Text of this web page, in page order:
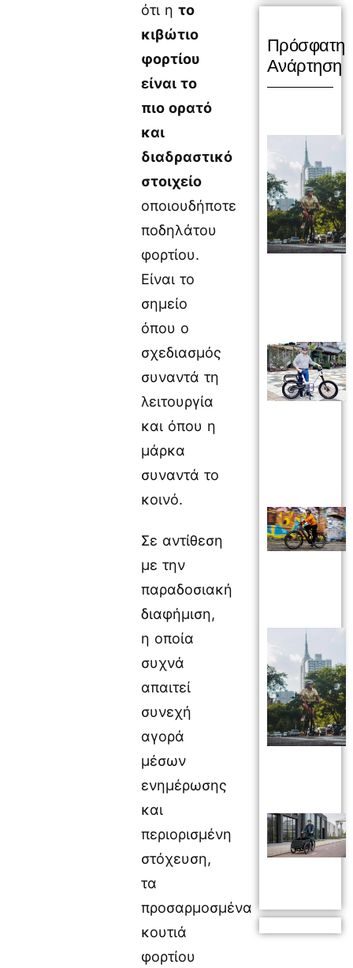
ότι ητο
κιβώτιο
φορτίου
είναι το
πιο ορατό
και
διαδραστικό
στοιχείο
οποιουδήποτε
ποδηλάτου
φορτίου.
Είναι το
σημείο
όπου ο
σχεδιασμός
συναντά τη
λειτουργία
και όπου η
μάρκα
συναντά το
κοινό.
Σε αντίθεση
με την
παραδοσιακή
διαφήμιση,
η οποία
συχνά
απαιτεί
συνεχή
αγορά
μέσων
ενημέρωσης
και
περιορισμένη
στόχευση,
τα
προσαρμοσμένα
κουτιά
φορτίου
Πρόσφατη
Ανάρτηση